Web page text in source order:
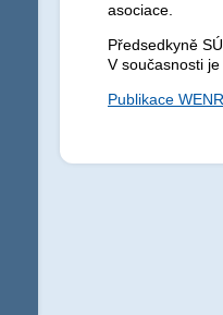
asociace.
Předsedkyně
V současnosti
Publikace